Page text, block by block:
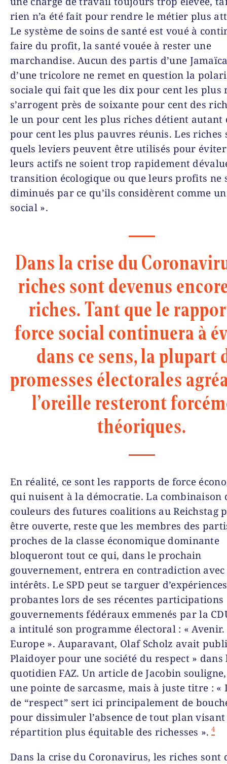
rien n’a été fait pour rendre le métier plus
Le système de soins de santé est voué à
faire du profit, la santé vouée à rester une
marchandise. Aucun des partis d’une
d’une tricolore ne remet en question la
sociale qui fait que les dix pour cent les plus
s’arrogent près de soixante pour cent des
le un pour cent les plus riches détient autant
pour cent les plus pauvres réunis. Les riches
quels leviers peuvent être utilisés pour
leurs actifs ne soient trop rapidement
transition écologique ou que leurs profits ne
diminués par ce qu’ils considèrent comme
social ».
Dans la crise du
riches sont devenus
riches. Tant que le
force social continuera à
dans ce sens, la plupart
promesses électorales
l’oreille resteront
théoriques.
En réalité, ce sont les rapports de force
qui nuisent à la démocratie. La combinaison
couleurs des futures coalitions au Reichstag
être ouverte, reste que les membres des
proches de la classe économique dominante
bloqueront tout ce qui, dans le prochain
gouvernement, entrera en contradiction
intérêts. Le SPD peut se targuer d’expériences
probantes lors de ses récentes participations
gouvernements fédéraux emmenés par la
a intitulé son programme électoral : « Avenir.
Europe ». Auparavant, Olaf Scholz avait
Plaidoyer pour une société du respect » dans
quotidien FAZ. Un article de Jacobin
une pointe de sarcasme, mais à juste titre : «
de “respect” sert ici principalement de
pour dissimuler l’absence de tout plan
répartition plus équitable des richesses ». 4
Dans la crise du Coronavirus, les riches sont